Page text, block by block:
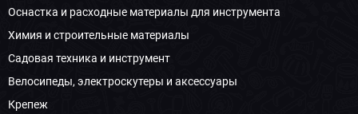
Оснастка и расходные материалы для инструмента
Химия и строительные материалы
Садовая техника и инструмент
Велосипеды, электроскутеры и аксессуары
Крепеж